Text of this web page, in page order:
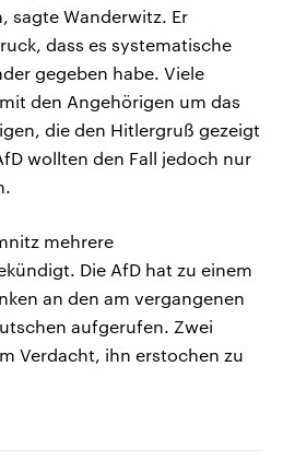
sagte Wanderwitz. Er
dass es systematische
gegeben habe. Viele
den Angehörigen um das
die den Hitlergruß gezeigt
wollten den Fall jedoch nur
mehrere
Die AfD hat zu einem
an den am vergangenen
aufgerufen. Zwei
Verdacht, ihn erstochen zu